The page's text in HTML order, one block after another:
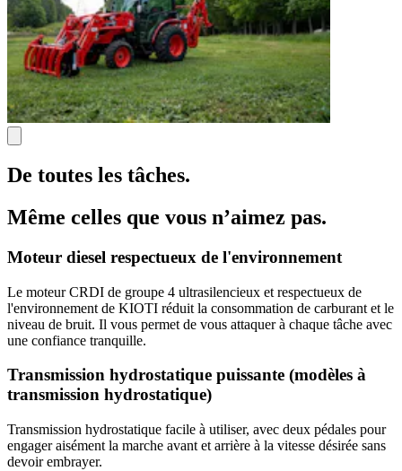
De toutes les tâches.
Même celles que vous n’aimez pas.
Moteur diesel respectueux de l'environnement
Le moteur CRDI de groupe 4 ultrasilencieux et respectueux de
l'environnement de KIOTI réduit la consommation de carburant et le
niveau de bruit. Il vous permet de vous attaquer à chaque tâche avec
une confiance tranquille.
Transmission hydrostatique puissante (modèles à
transmission hydrostatique)
Transmission hydrostatique facile à utiliser, avec deux pédales pour
engager aisément la marche avant et arrière à la vitesse désirée sans
devoir embrayer.